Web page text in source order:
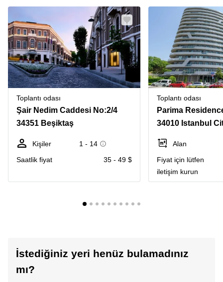
Toplantı odası
Şair Nedim Caddesi No:2/4
34351 Beşiktaş
Kişiler
1 - 14
Saatlik fiyat
35 - 49 $
Toplantı odası
Parima
34010 Istanbul
Alan
Fiyat için lütfen
iletişim kurun
İstediğiniz yeri henüz bulamadınız
mı?